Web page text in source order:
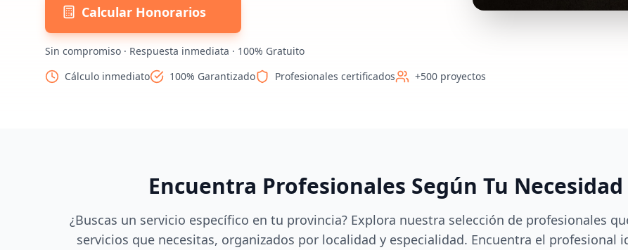
Calcular Honorarios
Sin compromiso · Respuesta inmediata · 100% Gratuito
Cálculo inmediato
100% Garantizado Profesionales certificados +500 proyectos
Encuentra Profesionales Según Tu Necesidad
¿Buscas un servicio específico en tu provincia? Explora nuestra selección de profesionales
servicios que necesitas, organizados por localidad y especialidad. Encuentra el profesional